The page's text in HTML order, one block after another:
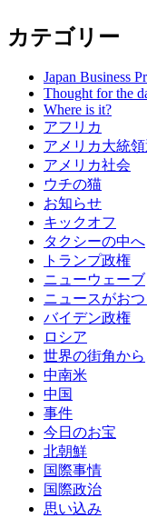
カテゴリー
Japan Business
Thought for the
Where is it?
アフリカ
アメリカ大統
アメリカ社会
ウチの猫
お知らせ
キックオフ
タクシーの中へ
トランプ政権
ニューウェーブ
ニュースがお
バイデン政権
ロシア
世界の街角から
中南米
中国
事件
今日のお宝
北朝鮮
国際事情
国際政治
思い込み